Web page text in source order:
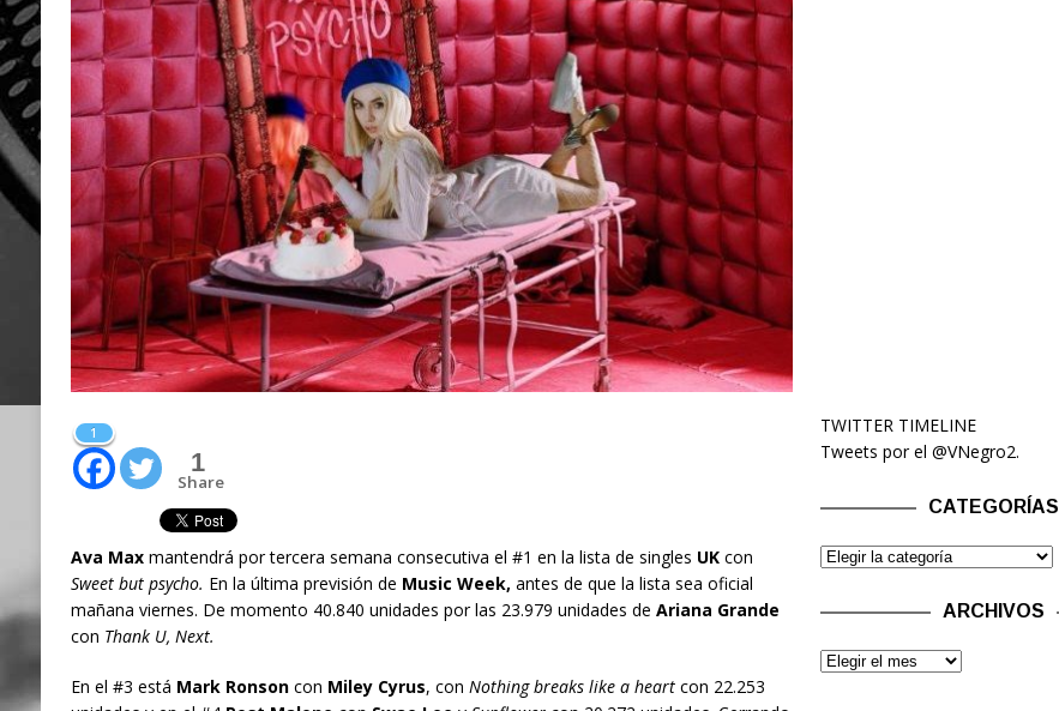
1
1
Share
Ava Maxmantendrá por tercera semana consecutiva el #1 en la lista de singles UKcon
Sweet but psycho. En la última previsión de Music Week, antes de que la lista sea oficial
mañana viernes. De momento 40.840 unidades por las 23.979 unidades de Ariana Grande
con Thank U, Next.
En el #3 está Mark Ronsoncon Miley Cyrus, con Nothing breaks like a heartcon 22.253
TWITTER TIMELINE
Tweets por el @VNegro2.
CATEGORÍAS
ARCHIVOS